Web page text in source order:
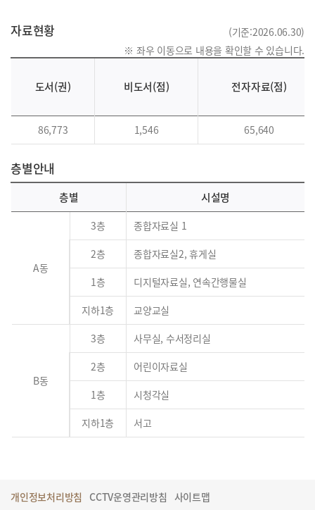
자료현황
(기준:2026.06.30)
※ 좌우 이동으로 내용을 확인할 수 있습니다.
도서(권) 비도서(점) 전자자료(점)
86,773 1,546 65,640
층별안내
층별 시설명
A동
3층
종합자료실 1
2층
종합자료실2, 휴게실
1층
디지털자료실, 연속간행물실
지하1층
교양교실
B동
3층
사무실, 수서정리실
2층
어린이자료실
1층
시청각실
지하1층
서고
개인정보처리방침 CCTV운영관리방침 사이트맵